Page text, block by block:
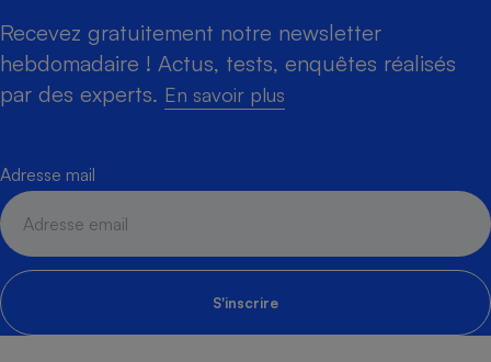
Recevez gratuitement notre newsletter
hebdomadaire ! Actus, tests, enquêtes réalisés
par des experts. En savoir plus
Adresse mail
S'inscrire